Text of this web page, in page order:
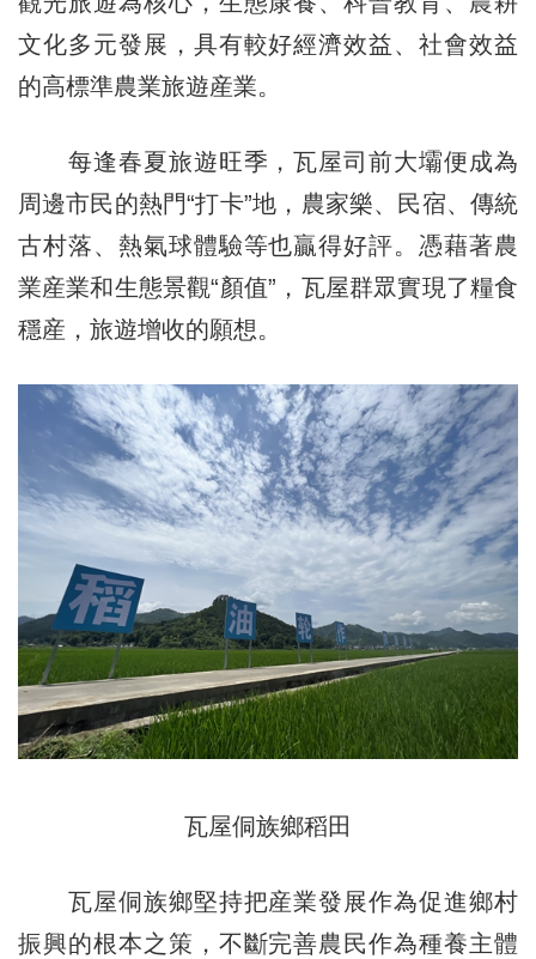
文化多元發展，具有較好經濟效益、社會效益
的高標準農業旅遊産業。
每逢春夏旅遊旺季，瓦屋司前大壩便成為
周邊市民的熱門“打卡”地，農家樂、民宿、傳統
古村落、熱氣球體驗等也贏得好評。憑藉著農
業産業和生態景觀“顏值”，瓦屋群眾實現了糧食
穩産，旅遊增收的願想。
瓦屋侗族鄉稻田
瓦屋侗族鄉堅持把産業發展作為促進鄉村
振興的根本之策，不斷完善農民作為種養主體